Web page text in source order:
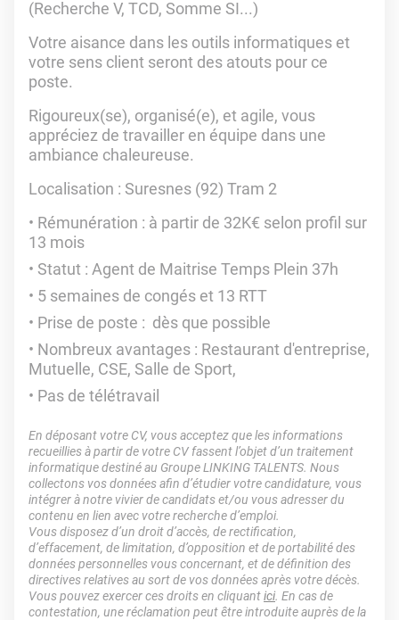
(Recherche V, TCD, Somme SI...)
Votre aisance dans les outils informatiques et
votre sens client seront des atouts pour ce
poste.
Rigoureux(se), organisé(e), et agile, vous
appréciez de travailler en équipe dans une
ambiance chaleureuse.
Localisation : Suresnes (92) Tram 2
Rémunération : à partir de 32K€ selon profil sur
13 mois
Statut : Agent de Maitrise Temps Plein 37h
5 semaines de congés et 13 RTT
Prise de poste : dès que possible
Nombreux avantages : Restaurant d'entreprise,
Mutuelle, CSE, Salle de Sport,
Pas de télétravail
En déposant votre CV, vous acceptez que les informations
recueillies à partir de votre CV fassent l’objet d’un traitement
informatique destiné au Groupe LINKING TALENTS. Nous
collectons vos données afin d’étudier votre candidature, vous
intégrer à notre vivier de candidats et/ou vous adresser du
contenu en lien avec votre recherche d’emploi.
Vous disposez d’un droit d’accès, de rectification,
d’effacement, de limitation, d’opposition et de portabilité des
données personnelles vous concernant, et de définition des
directives relatives au sort de vos données après votre décès.
Vous pouvez exercer ces droits en cliquantici. En cas de
contestation, une réclamation peut être introduite auprès de la